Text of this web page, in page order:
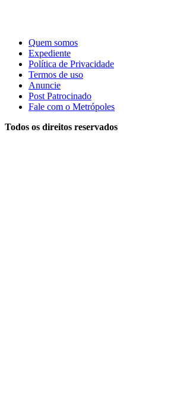
Quem somos
Expediente
Política de Privacidade
Termos de uso
Anuncie
Post Patrocinado
Fale com o Metrópoles
Todos os direitos reservados